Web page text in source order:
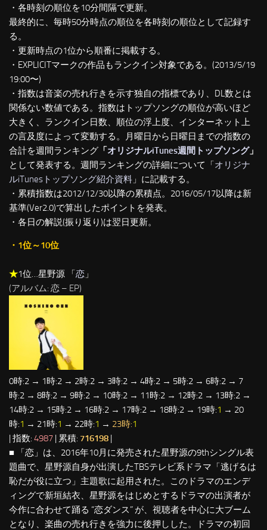
・各時刻の順位を10分間隔で更新。
最終的に、毎時50分時点の順位を各時刻の順位として記録す
る。
・更新時点の1位から順番に掲載する。
・EXPLICITマークの作品もランクイン対象である。(2013/5/19
19:00〜)
・指数は音楽の売れ行きを示す独自の指標であり、DL数とは
関係ない数値である。指数はトップソングの順位が高いほど
大きく、ランクイン日数、順位の浮上度、インターネット上
の言及度によって変動する。月曜日から日曜日までの指数の
合計を週間ランキング 「オリジナルiTunes週間トップソング」
として発表する。週間ランキングの詳細について「オリジナ
ルiTunesトップソング紹介資料 」に記載する。
・累積指数は2012/12/30以降の累積点。2016/05/17以降は新
基準(Ver2.0)で算出したポイントを発表。
・各日の解説(振り返り)は翌日更新。
・1位～10位
★1位…星野源 「恋 」
(アルバム: 恋 – EP)
0時:2 → 1時:2 → 2時:2 → 3時:2 → 4時:2 → 5時:2 → 6時:2 → 7
時:2 → 8時:2 → 9時:2 → 10時:2 → 11時:2 → 12時:2 → 13時:2 →
14時:2 → 15時:2 → 16時:2 → 17時:2 → 18時:2 → 19時:1 → 20
時:1 → 21時:1 → 22時:1 → 23時:1
| 指数: 4987 | 累積: 716198 |
■ 「恋」は、2016年10月に発売された星野源の9thシングル表
題曲で、星野源自身が出演したTBSテレビ系ドラマ「逃げるは
恥だが役に立つ」主題歌に起用された。このドラマのエンデ
ィングで新垣結衣、星野源をはじめとするドラマの出演者が
今作に合わせて踊る “恋ダンス” が、視聴者を中心に大ブーム
となり、楽曲の売れ行きを強力に後押しした。ドラマの初回